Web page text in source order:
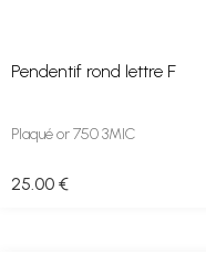
Pendentif rond lettre F
Plaqué or 750 3MIC
25.00 €